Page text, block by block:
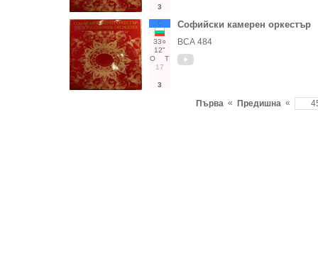
3
С
33○
12"
О
Т
17
3
Софийски камерен оркестър
ВСА 484
Първа « Предишна «